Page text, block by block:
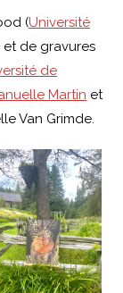
(Université
de gravures
de
Martin et
Van Grimde.